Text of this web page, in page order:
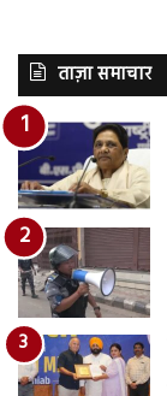
ताज़ा समाचार